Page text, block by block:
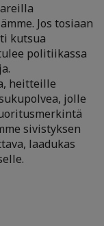
Jos tosiaan
kutsua
politiikassa
heitteille
jolle
sivistyksen
laadukas